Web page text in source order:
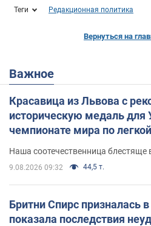
Теги Редакционная политика
Вернуться на
Важное
Красавица из Львова с
историческую медаль для
чемпионате мира по
Наша соотечественница блестяще
9.08.2026 09:32 44,5 т.
Бритни Спирс призналась
показала последствия